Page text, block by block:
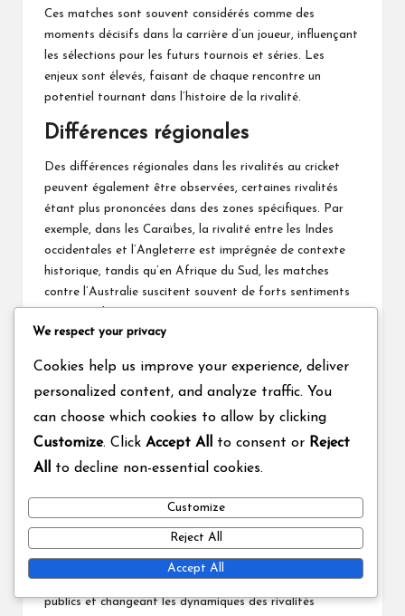
Ces matches sont souvent considérés comme des
moments décisifs dans la carrière d’un joueur, influençant
les sélections pour les futurs tournois et séries. Les
enjeux sont élevés, faisant de chaque rencontre un
potentiel tournant dans l’histoire de la rivalité.
Différences régionales
Des différences régionales dans les rivalités au cricket
peuvent également être observées, certaines rivalités
étant plus prononcées dans des zones spécifiques. Par
exemple, dans les Caraïbes, la rivalité entre les Indes
occidentales et l’Angleterre est imprégnée de contexte
historique, tandis qu’en Afrique du Sud, les matches
contre l’Australie suscitent souvent de forts sentiments
rivalités, les cultures et les histoires locales influençant la
façon dont les fans perçoivent et s’engagent dans ces
concours. Comprendre ces différences peut enrichir
l’appréciation du sport et de son impact mondial.
Évolution au fil du temps
Les rivalités au cricket ont évolué au fil du temps,
s’adaptant aux changements dans le sport, la
technologie et les normes sociétales. L’introduction du
cricket T20 a transformé la façon dont les rivalités sont
perçues, les formats plus courts attirant de nouveaux
publics et changeant les dynamiques des rivalités
We respect your privacy
Cookies help us improve your experience, deliver
personalized content, and analyze traffic. You
can choose which cookies to allow by clicking
Customize. Click Accept All to consent or Reject
All
to decline non-essential cookies.
Customize
Reject All
Accept All